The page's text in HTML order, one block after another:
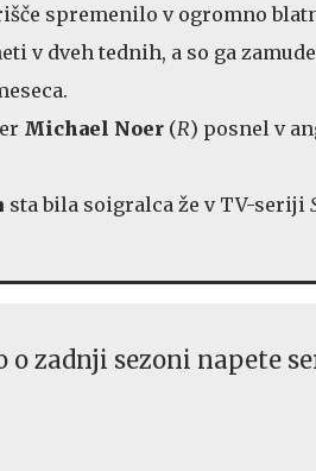
spremenilo v ogromno
v dveh tednih, a so ga
Michael Noer (R) posnel v
sta bila soigralca že v TV-seriji
o zadnji sezoni napete